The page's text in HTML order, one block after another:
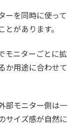
ーを同時に使って
があります。
モニターごとに拡
か用途に合わせて
部モニター側は一
サイズ感が自然に